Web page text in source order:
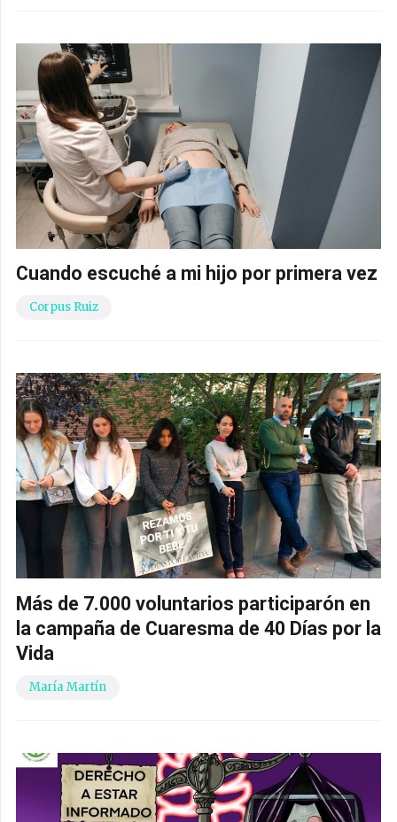
Cuando escuché a mi hijo por primera vez
Corpus Ruiz
Más de 7.000 voluntarios participarón en
la campaña de Cuaresma de 40 Días por la
Vida
María Martín